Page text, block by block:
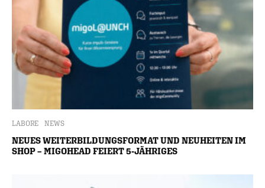
LABORE NEWS
NEUES WEITERBILDUNGSFORMAT UND NEUHEITEN IM
SHOP – MIGOHEAD FEIERT 5-JÄHRIGES